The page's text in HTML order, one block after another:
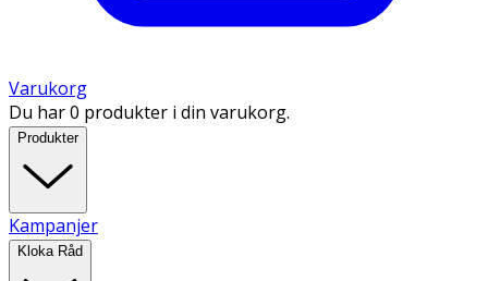
Varukorg
Du har 0 produkter i din varukorg.
Produkter
Kampanjer
Kloka Råd